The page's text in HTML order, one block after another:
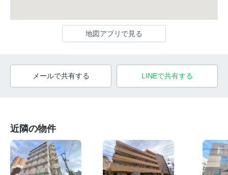
地図アプリで見る
メールで共有する LINEで共有する
近隣の物件